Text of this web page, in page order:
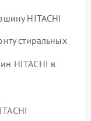
HITACHI
стиральных
HITACHI в